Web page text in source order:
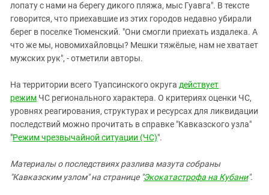
лопату с нами на берегу дикого пляжа, мыс Гуавга". В тексте
говорится, что приехавшие из этих городов недавно убирали
берег в поселке Тюменский. "Они смогли приехать издалека. А
что же мы, новомихайловцы? Мешки тяжёлые, нам не хватает
мужских рук", - отметили авторы.
На территории всего Туапсинского округа действует
режим ЧС регионального характера. О критериях оценки ЧС,
уровнях реагирования, структурах и ресурсах для ликвидации
последствий можно прочитать в справке "Кавказского узла"
"Режим чрезвычайной ситуации (ЧС)".
Материалы о последствиях разлива мазута собраны
"Кавказским узлом" на странице "Экокатастрофа на Кубани".